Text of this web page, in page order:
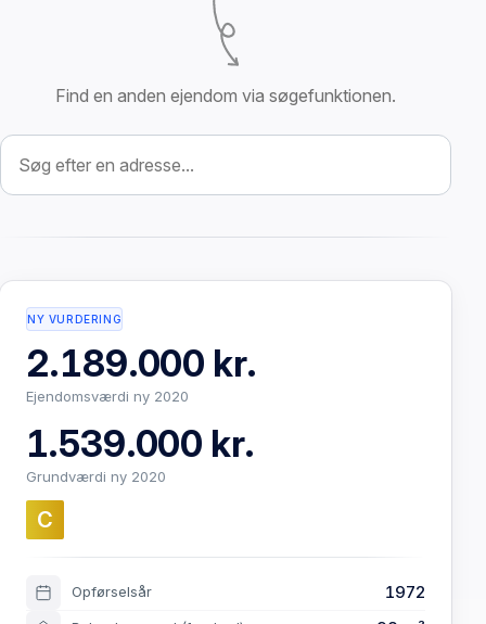
Find en anden ejendom via søgefunktionen.
Søg efter ejendom
NY VURDERING
2.189.000 kr.
Ejendomsværdi ny 2020
1.539.000 kr.
Grundværdi ny 2020
C
Opførselsår 1972